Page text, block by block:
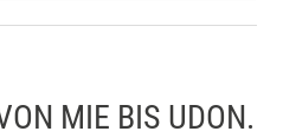
MIE BIS UDON.